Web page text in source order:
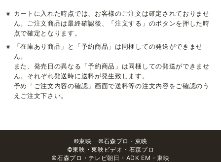
※ カートに入れた時点では、お客様のご注文は確定されておりませ
ん。ご注文商品は最終確認後、「注文する」のボタンを押した時
点で確定となります。
※
「在庫あり商品」と「予約商品」は同梱しての発送ができませ
ん。
また、発売日の異なる「予約商品」は同梱しての発送ができませ
ん。それぞれ発送時に送料が発生致します。
予め「ご注文内容の確認」画面で送料等の注文内容をご確認のう
えご注文下さい。
©東映 ©石森プロ・東映
©東映・東映ビデオ・石森プロ
©石森プロ・テレビ朝日・ADK EM・東映